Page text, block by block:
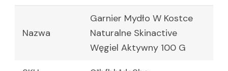
Nazwa
Garnier Mydło W Kostce
Naturalne Skinactive
Węgiel Aktywny 100 G